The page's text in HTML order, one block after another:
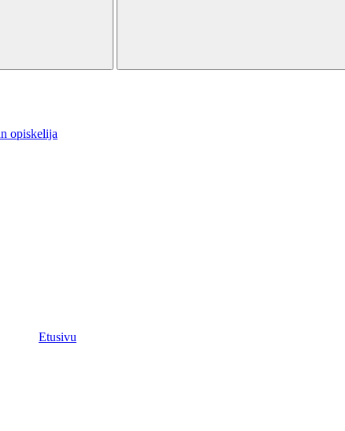
opiskelija
Etusivu